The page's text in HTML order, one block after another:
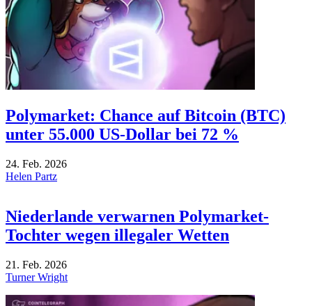
Polymarket: Chance auf Bitcoin (BTC)
unter 55.000 US-Dollar bei 72 %
24. Feb. 2026
Helen Partz
Niederlande verwarnen Polymarket-
Tochter wegen illegaler Wetten
21. Feb. 2026
Turner Wright